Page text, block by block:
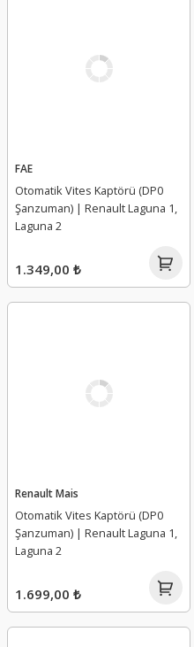
FAE
Otomatik Vites Kaptörü (DP0
Şanzuman) | Renault Laguna 1,
Laguna 2
1.349,00 ₺
Renault Mais
Otomatik Vites Kaptörü (DP0
Şanzuman) | Renault Laguna 1,
Laguna 2
1.699,00 ₺